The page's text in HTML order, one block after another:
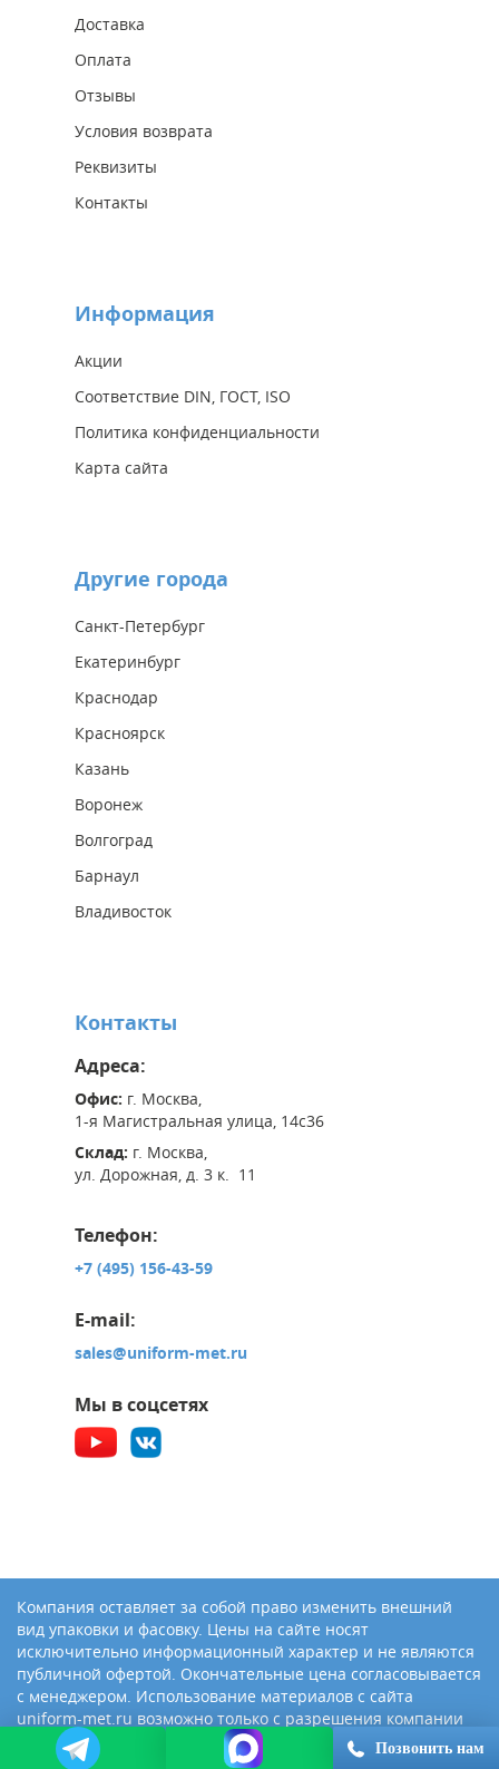
Доставка
Оплата
Отзывы
Условия возврата
Реквизиты
Контакты
Информация
Акции
Соответствие DIN, ГОСТ, ISO
Политика конфиденциальности
Карта сайта
Другие города
Санкт-Петербург
Екатеринбург
Краснодар
Красноярск
Казань
Воронеж
Волгоград
Барнаул
Владивосток
Контакты
Адреса:
Офис: г. Москва,
1-я Магистральная улица, 14с36
Склад: г. Москва,
ул. Дорожная, д. 3 к. 11
Телефон:
+7 (495) 156-43-59
E-mail:
sales@uniform-met.ru
Мы в соцсетях
Компания оставляет за собой право изменить внешний
вид упаковки и фасовку. Цены на сайте носят
исключительно информационный характер и не являются
публичной офертой. Окончательные цена согласовывается
с менеджером. Использование материалов с сайта
uniform-met.ru возможно только с разрешения компании
«Юниформ-Металл»
Позвонить нам